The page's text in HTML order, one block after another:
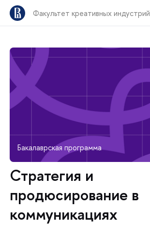
Факультет креативных индустрий
Бакалаврская программа
Стратегия и
продюсирование в
коммуникациях